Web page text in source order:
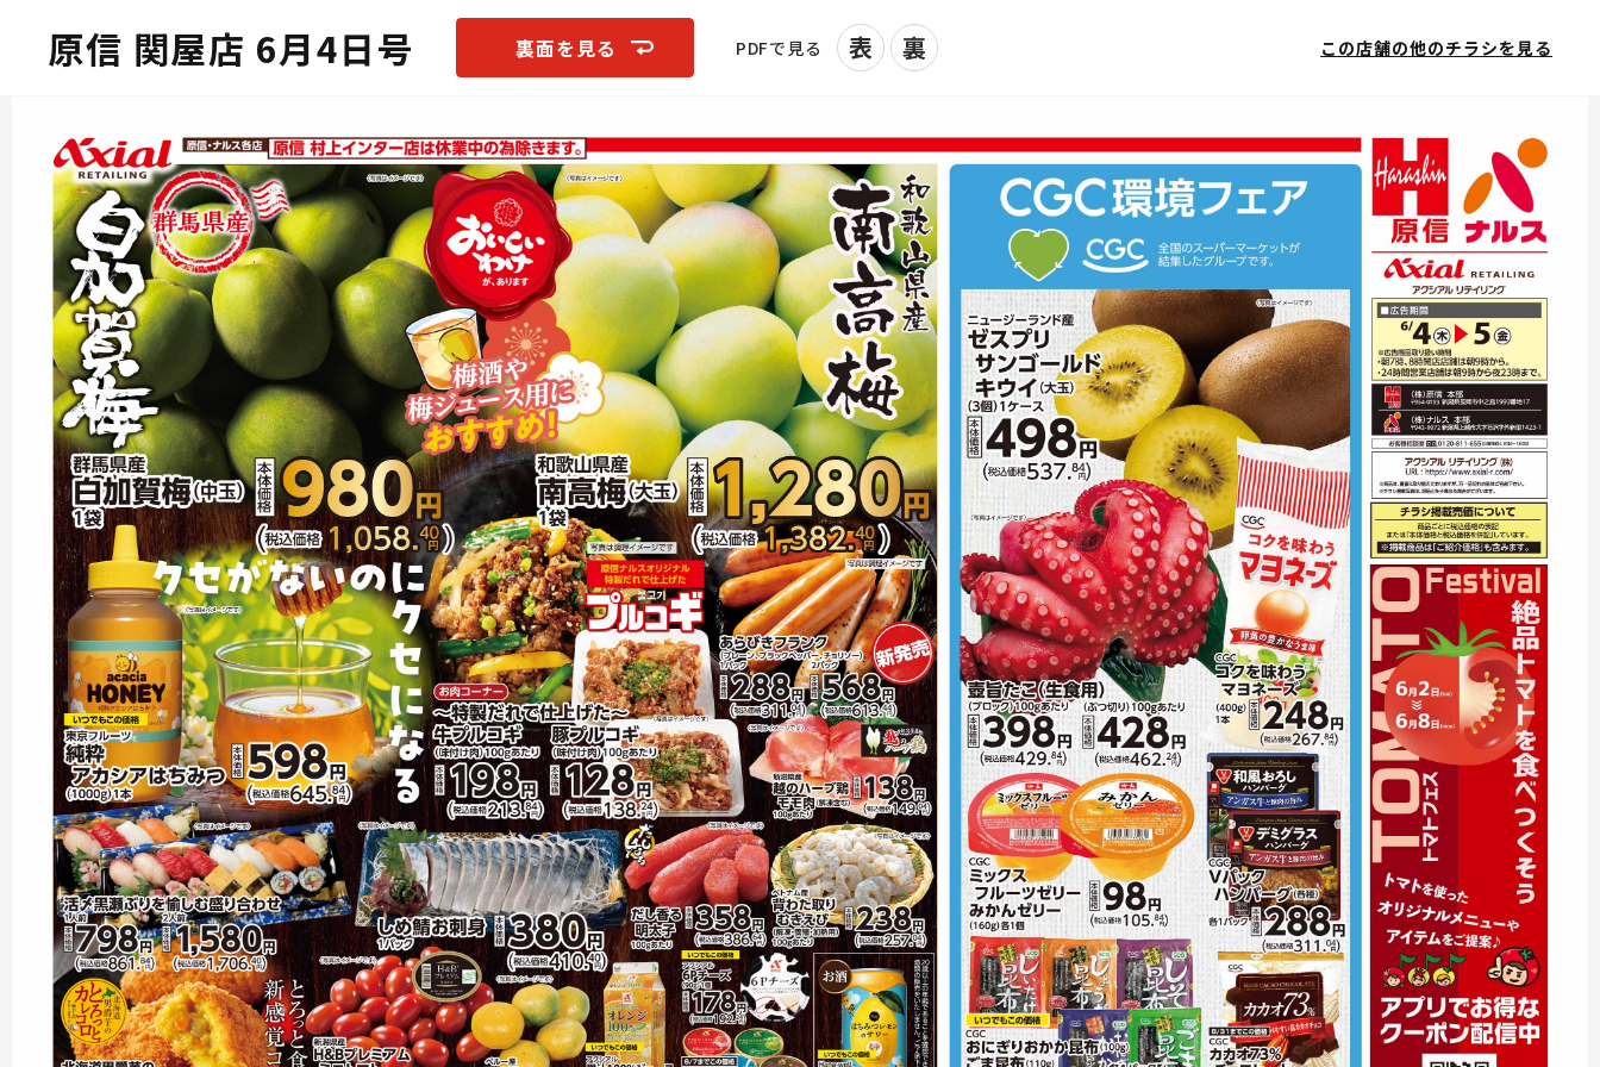
原信 関屋店 6月4日号 裏面を見る PDFで見る 表 裏 この店舗の他のチラシを見る